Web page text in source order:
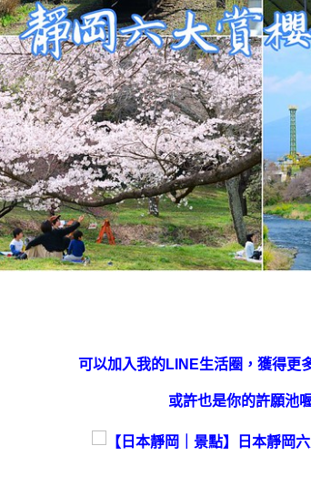
可以加入我的LINE生活圈，獲得更
或許也是你的許願池